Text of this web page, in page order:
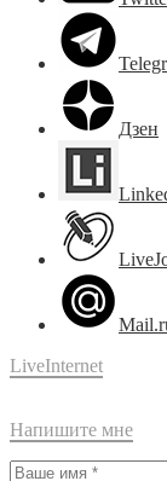
Дзен
LiveInternet
Напишите мне